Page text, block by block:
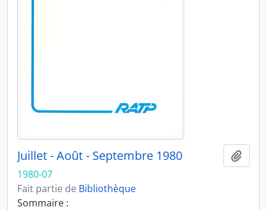
Juillet - Août - Septembre 1980
1980-07
Fait partie de Bibliothèque
Sommaire :